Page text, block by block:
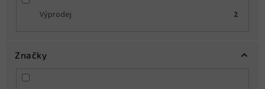
Výprodej 2
Značky